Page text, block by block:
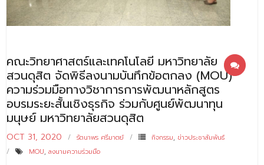
คณะวิทยาศาสตร์และเทคโนโลยี มหาวิทยาลัย
สวนดุสิต จัดพิธีลงนามบันทึกข้อตกลง (MOU)
ความร่วมมือทางวิชาการการพัฒนาหลักสูตร
อบรมระยะสั้นเชิงธุรกิจ ร่วมกับศูนย์พัฒนาทุน
มนุษย์ มหาวิทยาลัยสวนดุสิต
OCT 31, 2020 รัตนาพร ศรีมาตย์ กิจกรรม, ข่าวประชาสัมพันธ์
MOU, ลงนามความร่วมมือ